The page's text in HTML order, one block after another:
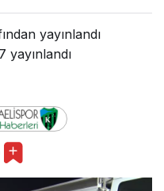
yayınlandı
yayınlandı